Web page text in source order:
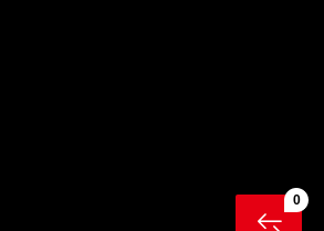
0